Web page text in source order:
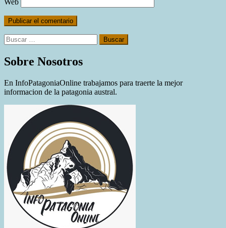
Web
Buscar:
Sobre Nosotros
En InfoPatagoniaOnline trabajamos para traerte la mejor
informacion de la patagonia austral.